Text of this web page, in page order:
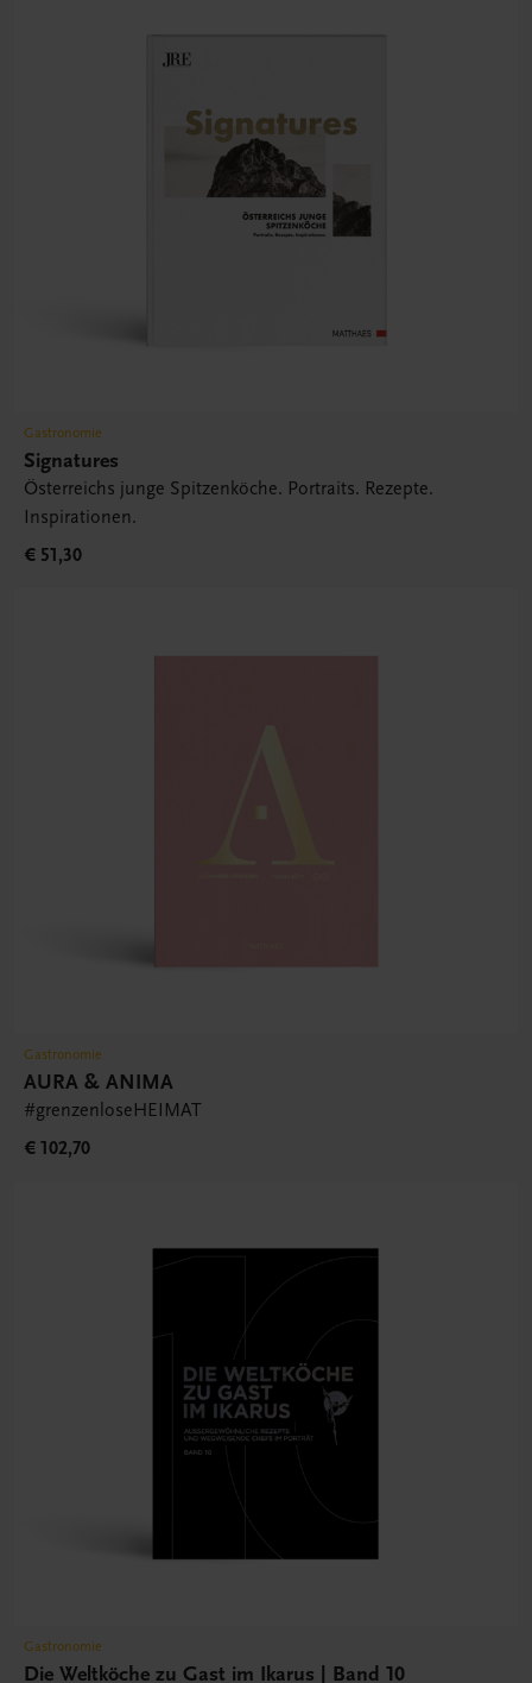
Gastronomie
Signatures
Österreichs junge Spitzenköche. Portraits. Rezepte.
Inspirationen.
€ 51,30
Gastronomie
AURA & ANIMA
#grenzenloseHEIMAT
€ 102,70
Gastronomie
Die Weltköche zu Gast im Ikarus | Band 10